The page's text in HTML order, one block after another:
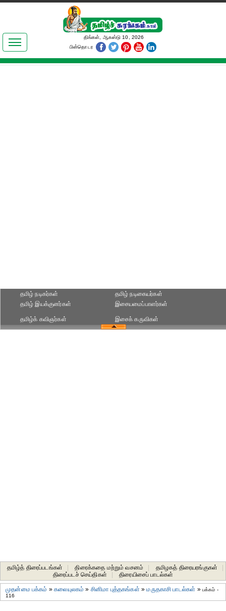
இலக்கியங்கள்
தமிழ் உலகம்
திங்கள், ஆகஸ்டு 10, 2026
பின்தொடர
தமிழ் நடிகர்கள்
தமிழ் நடிகையர்கள்
தமிழ் இயக்குனர்கள்
இசையமைப்பாளர்கள்
தமிழ்க் கவிஞர்கள் இசைக் கருவிகள்
தமிழ்த் திரைப்படங்கள் திரைக்கதை மற்றும் வசனம் தமிழகத் திரையரங்குகள்
திரைப்படச் செய்திகள்
திரையிசைப் பாடல்கள்
முதன்மை பக்கம் »கலையுலகம் » சினிமா புத்தகங்கள் »மருதகாசி பாடல்கள் » பக்கம் -
116